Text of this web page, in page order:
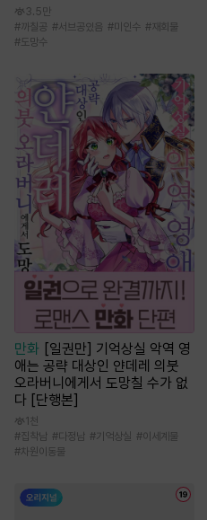
3.5만
#까칠공 #서브공있음 #미인수 # 재회물
#도망수
만화
[일권만] 기억상실 악역 영
애는 공략 대상인 얀데레 의붓
오라버니에게서 도망칠 수가 없
다 [단행본]
1천
#집착남 #다정남 #기억상실 #이세계물
#차원이동물